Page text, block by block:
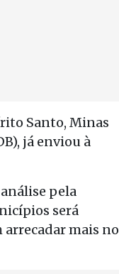
Santo, Minas
já enviou à
pela
será
arrecadar mais no